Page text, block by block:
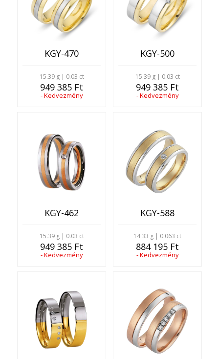
KGY-470
15.39 g | 0.03 ct
949 385 Ft
- Kedvezmény
KGY-500
15.39 g | 0.03 ct
949 385 Ft
- Kedvezmény
KGY-462
15.39 g | 0.03 ct
949 385 Ft
- Kedvezmény
KGY-588
14.33 g | 0.063 ct
884 195 Ft
- Kedvezmény